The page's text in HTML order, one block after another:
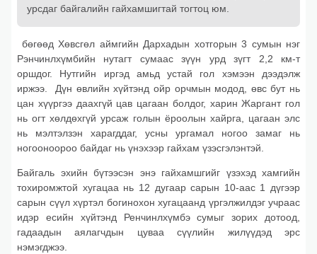
урсдаг байгалийн гайхамшигтай тогтоц юм.
бөгөөд Хөвсгөл аймгийн Дархадын хотгорын 3 сумын нэг
Рэнчинлхүмбийн нутагт сумаас зүүн урд зүгт 2,2 км-т
оршдог. Нутгийн иргэд амьд устай гол хэмээн дээдэлж
иржээ. Дүн өвлийн хүйтэнд ойр орчмын модод, өвс бут нь
цан хүүргээ даахгүй цав цагаан болдог, харин Жаргант гол
нь огт хөлдөхгүй урсаж голын ёроолын хайрга, цагаан элс
нь мэлтэлзэн харагддаг, усны ургамал ногоо замаг нь
ногооноороо байдаг нь үнэхээр гайхам үзэсгэлэнтэй.
Байгаль эхийн бүтээсэн энэ гайхамшгийг үзэхэд хамгийн
тохиромжтой хугацаа нь 12 дугаар сарын 10-аас 1 дүгээр
сарын сүүл хүртэл богинохон хугацаанд үргэлжилдэг учраас
идэр есийн хүйтэнд Ренчинлхүмбэ сумыг зорих дотоод,
гадаадын аялагчдын цуваа сүүлийн жилүүдэд эрс
нэмэгджээ.